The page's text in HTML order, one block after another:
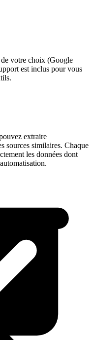
votre choix (Google
est inclus pour vous
extraire
sources similaires. Chaque
les données dont
automatisation.